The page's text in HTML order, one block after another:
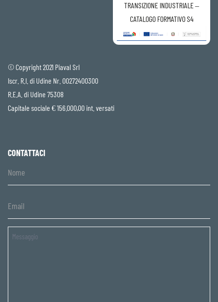
TRANSIZIONE INDUSTRIALE –
CATALOGO FORMATIVO S4
© Copyright 2021 Piaval Srl
Iscr. R.I. di Udine Nr. 00272400300
R.E.A. di Udine 75308
Capitale sociale € 156.000,00 int. versati
CONTATTACI
Untitled